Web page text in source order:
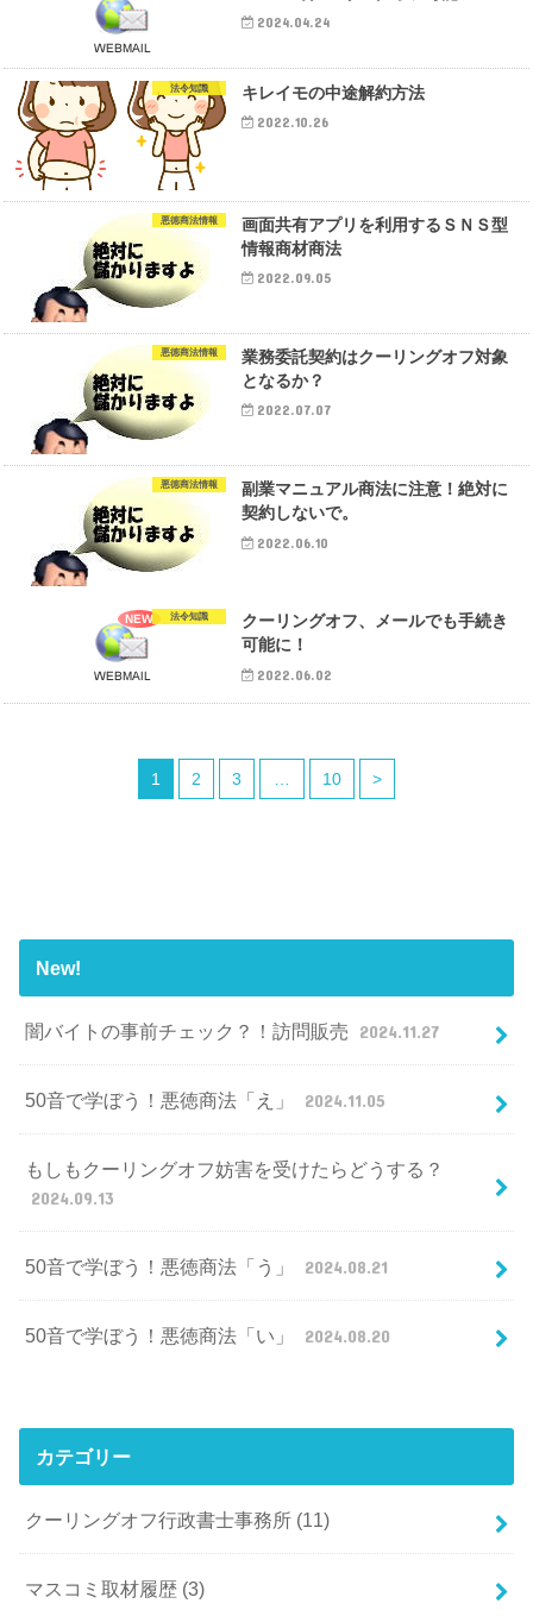
2024.04.24
法令知識 キレイモの中途解約方法
2022.10.26
悪徳商法情報
画面共有アプリを利用するＳＮＳ型
情報商材商法
2022.09.05
悪徳商法情報
業務委託契約はクーリングオフ対象
となるか？
2022.07.07
悪徳商法情報
副業マニュアル商法に注意！絶対に
契約しないで。
2022.06.10
法令知識
クーリングオフ、メールでも手続き
可能に！
2022.06.02
1 2 3 10 >
New!
闇バイトの事前チェック？！訪問販売 2024.11.27
50音で学ぼう！悪徳商法「え」 2024.11.05
もしもクーリングオフ妨害を受けたらどうする？
2024.09.13
50音で学ぼう！悪徳商法「う」 2024.08.21
50音で学ぼう！悪徳商法「い」 2024.08.20
カテゴリー
クーリングオフ行政書士事務所 (11)
マスコミ取材履歴 (3)